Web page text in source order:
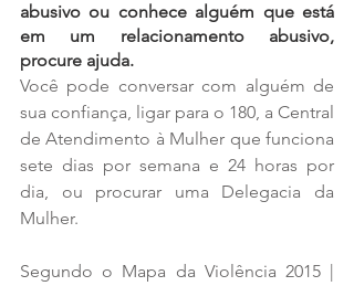
abusivo ou conhece alguém que está
em um relacionamento abusivo,
procure ajuda.
Você pode conversar com alguém de
sua confiança, ligar para o 180, a Central
de Atendimento à Mulher que funciona
sete dias por semana e 24 horas por
dia, ou procurar uma Delegacia da
Mulher.
Segundo o Mapa da Violência 2015 |